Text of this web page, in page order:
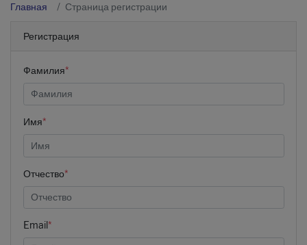
Главная Страница регистрации
Регистрация
Фамилия*
Имя*
Отчество*
Email*